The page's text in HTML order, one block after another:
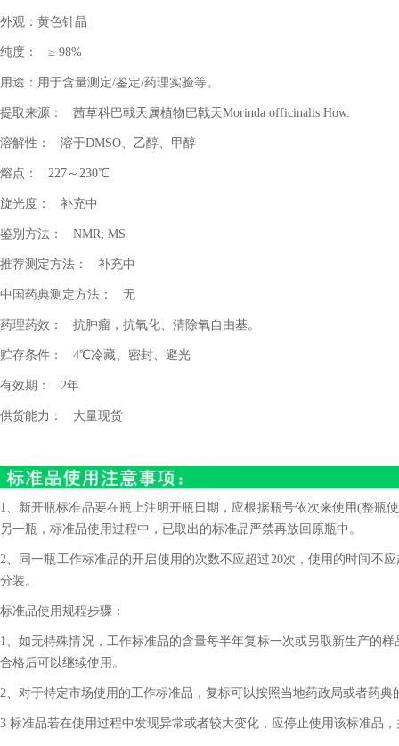
外观：黄色针晶
纯度： ≥ 98%
用途：用于含量测定/鉴定/药理实验等。
提取来源： 茜草科巴戟天属植物巴戟天Morinda officinalis How.
溶解性： 溶于DMSO、乙醇、甲醇
熔点： 227 ～ 230℃
旋光度： 补充中
鉴别方法： NMR; MS
推荐测定方法： 补充中
中国药典测定方法： 无
药理药效： 抗肿瘤，抗氧化、清除氧自由基。
贮存条件： 4℃冷藏、密封、避光
有效期： 2年
供货能力： 大量现货
1、新开瓶标准品要在瓶上注明开瓶日期，应根据瓶号依次来使用(整
另一瓶，标准品使用过程中，已取出的标准品严禁再放回原瓶中。
2、同一瓶工作标准品的开启使用的次数不应超过20次，使用的时间不
分装。
标准品使用规程步骤：
1、如无特殊情况，工作标准品的含量每半年复标一次或另取新生产的
合格后可以继续使用。
2、对于特定市场使用的工作标准品，复标可以按照当地药政局或者药典
3 标准品若在使用过程中发现异常或者较大变化，应停止使用该标准品